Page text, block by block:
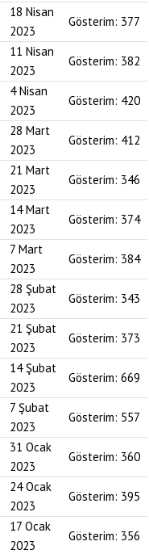
18 Nisan
2023
Gösterim: 377
11 Nisan
2023
Gösterim: 382
4 Nisan
2023
Gösterim: 420
28 Mart
2023
Gösterim: 412
21 Mart
2023
Gösterim: 346
14 Mart
2023
Gösterim: 374
7 Mart
2023
Gösterim: 384
28 Şubat
2023
Gösterim: 343
21 Şubat
2023
Gösterim: 373
14 Şubat
2023
Gösterim: 669
7 Şubat
2023
Gösterim: 557
31 Ocak
2023
Gösterim: 360
24 Ocak
2023
Gösterim: 395
17 Ocak
2023
Gösterim: 356